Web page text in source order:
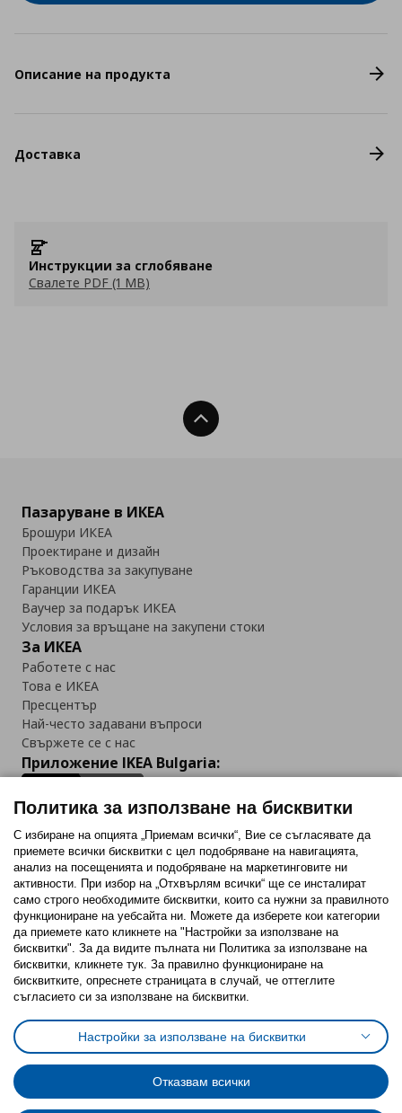
Описание на продукта
Доставка
Инструкции за сглобяване
Свалете PDF (1 MB)
Нагоре
Пазаруване в ИКЕА
Брошури ИКЕА
Проектиране и дизайн
Ръководства за закупуване
Гаранции ИКЕА
Ваучер за подарък ИКЕА
Условия за връщане на закупени стоки
За ИКЕА
Работете с нас
Това е ИКЕА
Пресцентър
Най-често задавани въпроси
Свържете се с нас
Приложение IKEA Bulgaria:
Последвайте ни:
FacebookTwitterYoutubePinterestInstagram
Политика за използване на бисквитки (Cookies)
Избор на настройки за използване на бисквитки
Условия за ползване на ikea.bgОбща политика за личните данни
Политика за защита на личните данни на ikea.bg
Общи условия на програма IKEA Family
Политика за защита на лични данни на програма IKEA Family
Политика за използване на бисквитки
С избиране на опцията „Приемам всички“, Вие се съгласявате да
приемете всички бисквитки с цел подобряване на навигацията,
анализ на посещенията и подобряване на маркетинговите ни
активности. При избор на „Отхвърлям всички“ ще се инсталират
само строго необходимитe бисквитки, които са нужни за правилното
функциониране на уебсайта ни. Можете да изберете кои категории
да приемете като кликнете на "Настройки за използване на
бисквитки". За да видите пълната ни Политика за използване на
бисквитки, кликнете тук. За правилно функциониране на
бисквитките, опреснете страницата в случай, че оттеглите
съгласието си за използване на бисквитки.
Настройки за използване на бисквитки
Отказвам всички